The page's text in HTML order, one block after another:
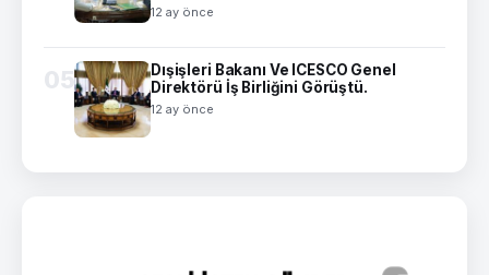
12 ay önce
05
Dışişleri Bakanı Ve ICESCO Genel
Direktörü İş Birliğini Görüştü.
12 ay önce